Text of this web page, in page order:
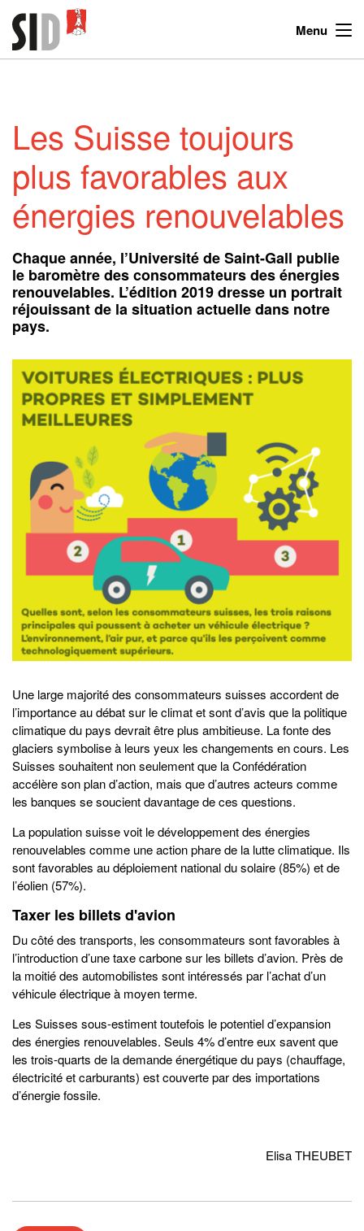
Menu
Les Suisse toujours
plus favorables aux
énergies renouvelables
Chaque année, l’Université de Saint-Gall publie
le baromètre des consommateurs des énergies
renouvelables. L’édition 2019 dresse un portrait
réjouissant de la situation actuelle dans notre
pays.
Une large majorité des consommateurs suisses accordent de
l’importance au débat sur le climat et sont d’avis que la politique
climatique du pays devrait être plus ambitieuse. La fonte des
glaciers symbolise à leurs yeux les changements en cours. Les
Suisses souhaitent non seulement que la Confédération
accélère son plan d’action, mais que d’autres acteurs comme
les banques se soucient davantage de ces questions.
La population suisse voit le développement des énergies
renouvelables comme une action phare de la lutte climatique. Ils
sont favorables au déploiement national du solaire (85%) et de
l’éolien (57%).
Taxer les billets d'avion
Du côté des transports, les consommateurs sont favorables à
l’introduction d’une taxe carbone sur les billets d’avion. Près de
la moitié des automobilistes sont intéressés par l’achat d’un
véhicule électrique à moyen terme.
Les Suisses sous-estiment toutefois le potentiel d’expansion
des énergies renouvelables. Seuls 4% d’entre eux savent que
les trois-quarts de la demande énergétique du pays (chauffage,
électricité et carburants) est couverte par des importations
d’énergie fossile.
Elisa THEUBET